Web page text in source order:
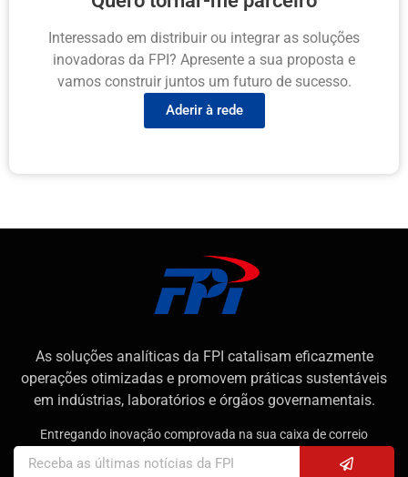
Interessado em distribuir ou integrar as soluções
inovadoras da FPI? Apresente a sua proposta e
vamos construir juntos um futuro de sucesso.
Aderir à rede
As soluções analíticas da FPI catalisam eficazmente
operações otimizadas e promovem práticas sustentáveis
em indústrias, laboratórios e órgãos governamentais.
Entregando inovação comprovada na sua caixa de correio